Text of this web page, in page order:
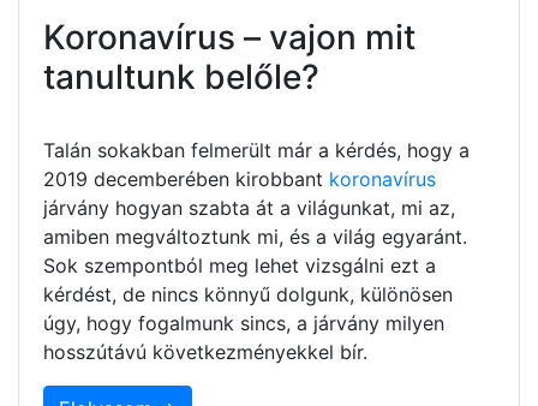
Koronavírus – vajon mit
tanultunk belőle?
Talán sokakban felmerült már a kérdés, hogy a
2019 decemberében kirobbant koronavírus
járvány hogyan szabta át a világunkat, mi az,
amiben megváltoztunk mi, és a világ egyaránt.
Sok szempontból meg lehet vizsgálni ezt a
kérdést, de nincs könnyű dolgunk, különösen
úgy, hogy fogalmunk sincs, a járvány milyen
hosszútávú következményekkel bír.